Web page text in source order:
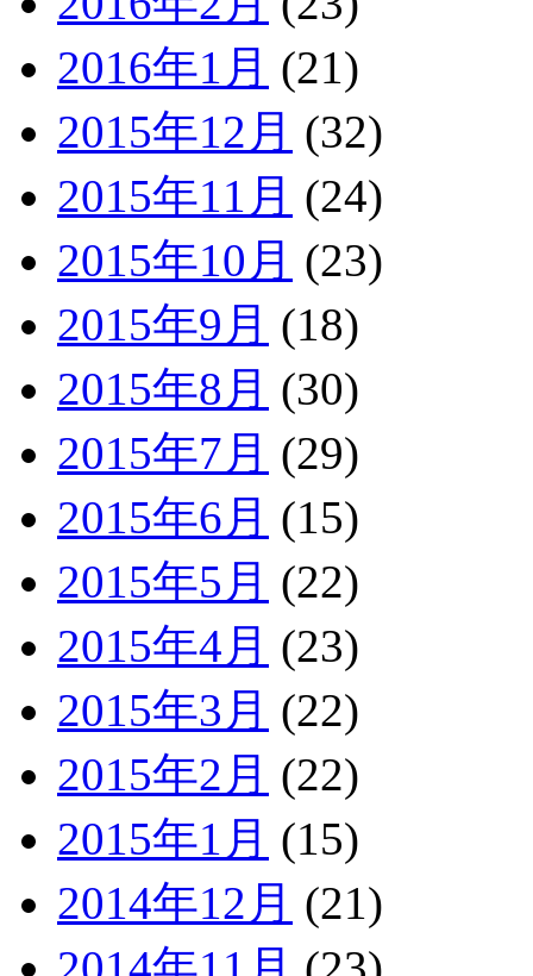
2016年1月 (21)
2015年12月 (32)
2015年11月 (24)
2015年10月 (23)
2015年9月 (18)
2015年8月 (30)
2015年7月 (29)
2015年6月 (15)
2015年5月 (22)
2015年4月 (23)
2015年3月 (22)
2015年2月 (22)
2015年1月 (15)
2014年12月 (21)